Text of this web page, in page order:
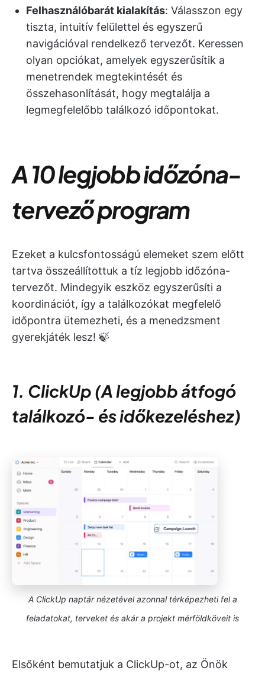
Felhasználóbarát kialakítás: Válasszon egy
tiszta, intuitív felülettel és egyszerű
navigációval rendelkező tervezőt. Keressen
olyan opciókat, amelyek egyszerűsítik a
menetrendek megtekintését és
összehasonlítását, hogy megtalálja a
legmegfelelőbb találkozó időpontokat.
A 10 legjobb időzóna-
tervező program
Ezeket a kulcsfontosságú elemeket szem előtt
tartva összeállítottuk a tíz legjobb időzóna-
tervezőt. Mindegyik eszköz egyszerűsíti a
koordinációt, így a találkozókat megfelelő
időpontra ütemezheti, és a menedzsment
gyerekjáték lesz! 🍃
1. ClickUp (A legjobb átfogó
találkozó- és időkezeléshez)
A ClickUp naptár nézetével azonnal térképezheti fel a
feladatokat, terveket és akár a projekt mérföldköveit is
Elsőként bemutatjuk a ClickUp-ot, az Önök